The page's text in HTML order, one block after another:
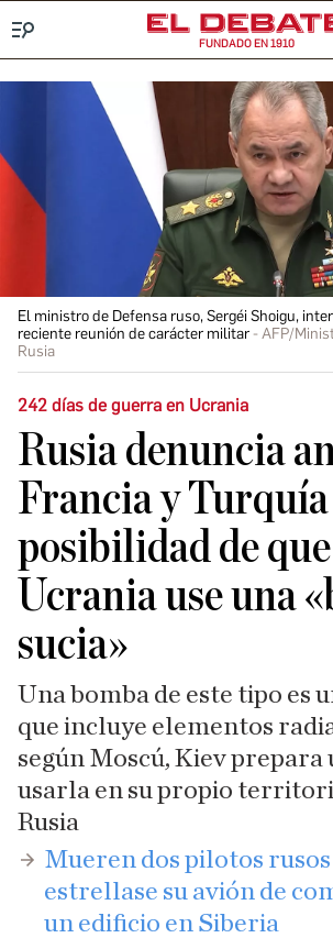
FUNDADO EN 1910
El ministro de Defensa ruso, Sergéi Shoigu,
reciente reunión de carácter militar
AFP/
Rusia
242 días de guerra en Ucrania
Rusia denuncia
Francia y
posibilidad de que
Ucrania use una
sucia»
Una bomba de este tipo es
que incluye elementos
según Moscú, Kiev prepara
usarla en su propio
Rusia
Mueren dos pilotos
estrellase su avión de
un edificio en Siberia